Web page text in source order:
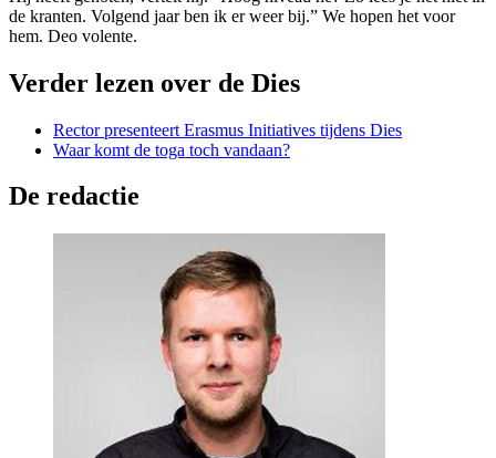
de kranten. Volgend jaar ben ik er weer bij.” We hopen het voor
hem. Deo volente.
Verder lezen over de Dies
Rector presenteert Erasmus Initiatives tijdens Dies
Waar komt de toga toch vandaan?
De redactie